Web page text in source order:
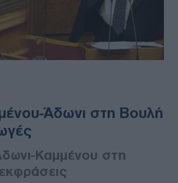
Άδωνι στη Βουλή
Καμμένου στη